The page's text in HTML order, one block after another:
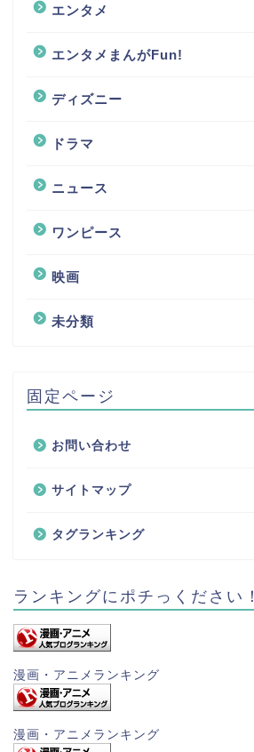
エンタメ
エンタメまんがFun!
ディズニー
ドラマ
ニュース
ワンピース
映画
未分類
固定ページ
お問い合わせ
サイトマップ
タグランキング
ランキングにポチっください！
漫画・アニメランキング
漫画・アニメランキング